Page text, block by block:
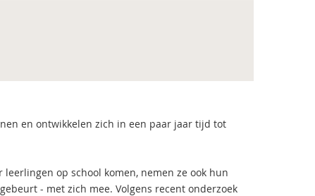
en ontwikkelen zich in een paar jaar tijd tot
op school komen, nemen ze ook hun
- met zich mee. Volgens recent onderzoek